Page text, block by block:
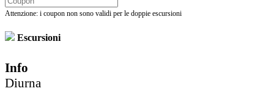
Attenzione: i coupon non sono validi per le doppie escursioni
Escursioni
Info
Diurna